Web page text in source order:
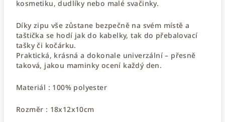
kosmetiku, dudlíky nebo malé svačinky.
Díky zipu vše zůstane bezpečně na svém místě a
taštička se hodí jak do kabelky, tak do přebalovací
tašky či kočárku.
Praktická, krásná a dokonale univerzální – přesně
taková, jakou maminky ocení každý den.
Materiál : 100% polyester
Rozměr : 18x12x10cm